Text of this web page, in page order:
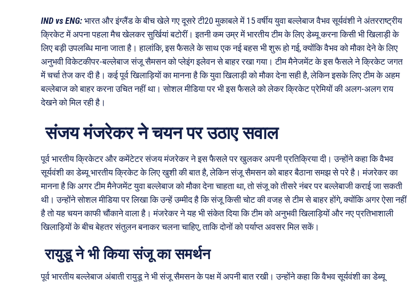
IND vs ENG:भारत और इंग्लैंड के बीच खेले गए दूसरे टी20 मुकाबले में 15 वर्षीय युवा बल्लेबाज वैभव सूर्यवंशी ने अंतरराष्ट्रीय
क्रिकेट में अपना पहला मैच खेलकर सुर्खियां बटोरीं। इतनी कम उम्र में भारतीय टीम के लिए डेब्यू करना किसी भी खिलाड़ी के
लिए बड़ी उपलब्धि माना जाता है। हालांकि, इस फैसले के साथ एक नई बहस भी शुरू हो गई, क्योंकि वैभव को मौका देने के लिए
अनुभवी विकेटकीपर-बल्लेबाज संजू सैमसन को प्लेइंग इलेवन से बाहर रखा गया। टीम मैनेजमेंट के इस फैसले ने क्रिकेट जगत
में चर्चा तेज कर दी है। कई पूर्व खिलाड़ियों का मानना है कि युवा खिलाड़ी को मौका देना सही है, लेकिन इसके लिए टीम के अहम
बल्लेबाज को बाहर करना उचित नहीं था। सोशल मीडिया पर भी इस फैसले को लेकर क्रिकेट प्रेमियों की अलग-अलग राय
देखने को मिल रही है।
संजय मंजरेकर ने चयन पर उठाए सवाल
पूर्व भारतीय क्रिकेटर और कमेंटेटर संजय मंजरेकर ने इस फैसले पर खुलकर अपनी प्रतिक्रिया दी। उन्होंने कहा कि वैभव
सूर्यवंशी का डेब्यू भारतीय क्रिकेट के लिए खुशी की बात है, लेकिन संजू सैमसन को बाहर बैठाना समझ से परे है। मंजरेकर का
मानना है कि अगर टीम मैनेजमेंट युवा बल्लेबाज को मौका देना चाहता था, तो संजू को तीसरे नंबर पर बल्लेबाजी कराई जा सकती
थी। उन्होंने सोशल मीडिया पर लिखा कि उन्हें उम्मीद है कि संजू किसी चोट की वजह से टीम से बाहर होंगे, क्योंकि अगर ऐसा नहीं
है तो यह चयन काफी चौंकाने वाला है। मंजरेकर ने यह भी संकेत दिया कि टीम को अनुभवी खिलाड़ियों और नए प्रतिभाशाली
खिलाड़ियों के बीच बेहतर संतुलन बनाकर चलना चाहिए, ताकि दोनों को पर्याप्त अवसर मिल सकें।
रायुडू ने भी किया संजू का समर्थन
पूर्व भारतीय बल्लेबाज अंबाती रायुडू ने भी संजू सैमसन के पक्ष में अपनी बात रखी। उन्होंने कहा कि वैभव सूर्यवंशी का डेब्यू